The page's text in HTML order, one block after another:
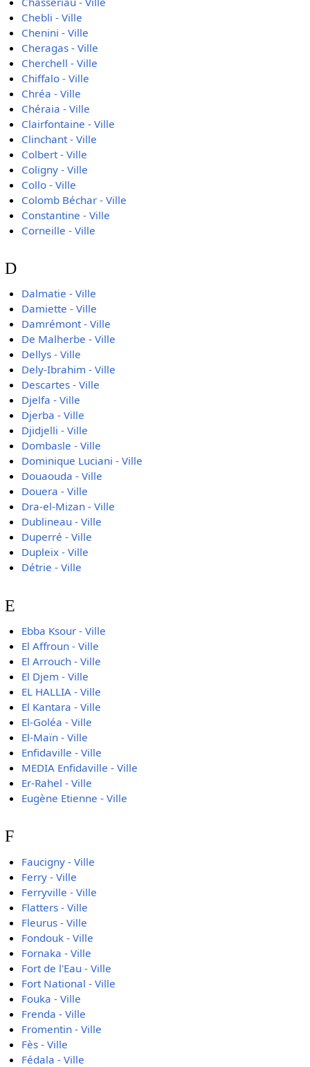
Chebli - Ville
Chenini - Ville
Cheragas - Ville
Cherchell - Ville
Chiffalo - Ville
Chréa - Ville
Chéraia - Ville
Clairfontaine - Ville
Clinchant - Ville
Colbert - Ville
Coligny - Ville
Collo - Ville
Colomb Béchar - Ville
Constantine - Ville
Corneille - Ville
D
Dalmatie - Ville
Damiette - Ville
Damrémont - Ville
De Malherbe - Ville
Dellys - Ville
Dely-Ibrahim - Ville
Descartes - Ville
Djelfa - Ville
Djerba - Ville
Djidjelli - Ville
Dombasle - Ville
Dominique Luciani - Ville
Douaouda - Ville
Douera - Ville
Dra-el-Mizan - Ville
Dublineau - Ville
Duperré - Ville
Dupleix - Ville
Détrie - Ville
E
Ebba Ksour - Ville
El Affroun - Ville
El Arrouch - Ville
El Djem - Ville
EL HALLIA - Ville
El Kantara - Ville
El-Goléa - Ville
El-Maïn - Ville
Enfidaville - Ville
MEDIA Enfidaville - Ville
Er-Rahel - Ville
Eugène Etienne - Ville
F
Faucigny - Ville
Ferry - Ville
Ferryville - Ville
Flatters - Ville
Fleurus - Ville
Fondouk - Ville
Fornaka - Ville
Fort de l'Eau - Ville
Fort National - Ville
Fouka - Ville
Frenda - Ville
Fromentin - Ville
Fès - Ville
Fédala - Ville